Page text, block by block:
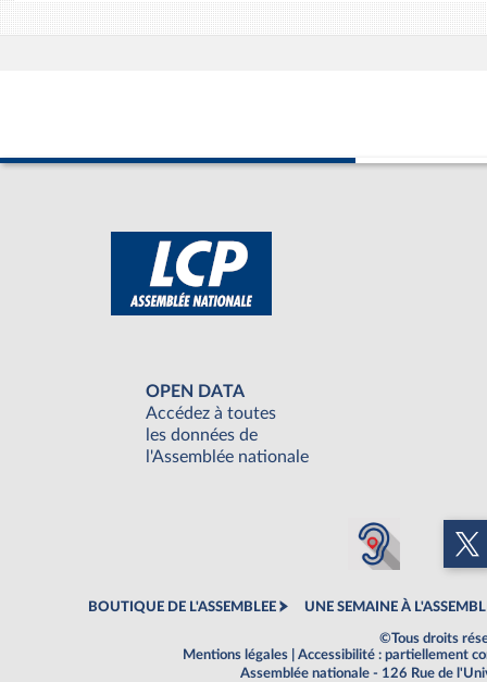
OPEN DATA
Accédez à toutes
les données de
l'Assemblée nationale
BOUTIQUE DE L'ASSEMBLEE UNE SEMAINE À
©Tous droits
Mentions légales
Accessibilité : partiellement
Assemblée nationale - 126 Rue de